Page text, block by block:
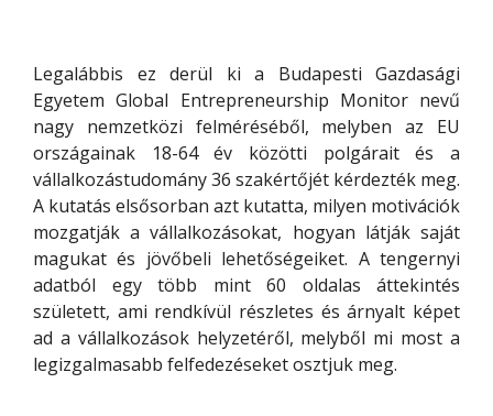
Legalábbis ez derül ki a Budapesti Gazdasági
Egyetem Global Entrepreneurship Monitor nevű
nagy nemzetközi felméréséből, melyben az EU
országainak 18-64 év közötti polgárait és a
vállalkozástudomány 36 szakértőjét kérdezték meg.
A kutatás elsősorban azt kutatta, milyen motivációk
mozgatják a vállalkozásokat, hogyan látják saját
magukat és jövőbeli lehetőségeiket. A tengernyi
adatból egy több mint 60 oldalas áttekintés
született, ami rendkívül részletes és árnyalt képet
ad a vállalkozások helyzetéről, melyből mi most a
legizgalmasabb felfedezéseket osztjuk meg.